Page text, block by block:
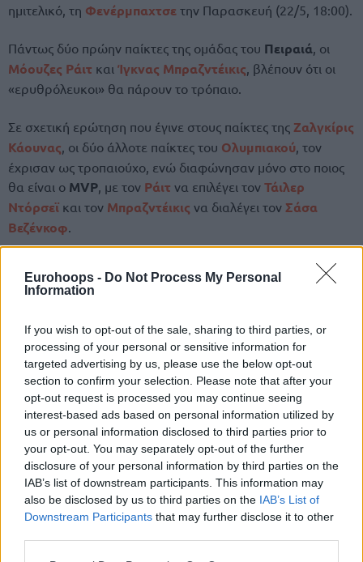
Eurohoops - Do Not Process My Personal
Information
If you wish to opt-out of the sale, sharing to third parties, or
processing of your personal or sensitive information for
targeted advertising by us, please use the below opt-out
section to confirm your selection. Please note that after your
opt-out request is processed you may continue seeing
interest-based ads based on personal information utilized by
us or personal information disclosed to third parties prior to
your opt-out. You may separately opt-out of the further
disclosure of your personal information by third parties on the
IAB’s list of downstream participants. This information may
also be disclosed by us to third parties on the IAB’s List of
Downstream Participants that may further disclose it to other
ημιτελικό, τη Φενέρμπαχτσε την Παρασκευή (22/5, 18:00).
Πάντως δύο πρώην παίκτες της ομάδας του Πειραιά, οι
Μόουζες Ράιτ και Ίγκνας Μπραζντέικις, βλέπουν ότι οι
«ερυθρόλευκοι» θα πάρουν το τρόπαιο.
Σε σχετική ερώτηση που έγινε στους παίκτες της Ζαλγκίρις
Κάουνας , οι δύο άλλοτε παίκτες του Ολυμπιακού , τον
έχρισαν ως τροπαιούχο, ενώ διαφώνησαν μόνο στο ποιος
θα είναι ο MVP , με τον Ράιτ να επιλέγει τον Τάιλερ
Ντόρσεϊ και τον Μπραζντέικις να διαλέγει τον Σάσα
Βεζένκοφ
πήραν μέρος στην
σχετική ψηφοφορία και οι έξι από αυτούς, ψήφισαν
Σιλβέν Φρανσίσκο) να επιλέγουν τηΒαλένθια.
Calling it now… our@EuroLeagueFinal Four
predictions are officially locked. 🔒🏆
pic.twitter.com/xXXbnVrznQ